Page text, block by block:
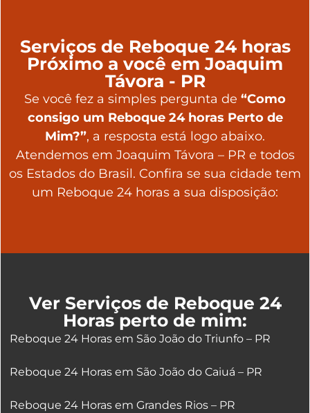
Serviços de Reboque 24 horas
Próximo a você em Joaquim
Távora - PR
Se você fez a simples pergunta de “Como
consigo um Reboque 24 horas Perto de
Mim?”, a resposta está logo abaixo.
Atendemos em Joaquim Távora – PR e todos
os Estados do Brasil. Confira se sua cidade tem
um Reboque 24 horas a sua disposição:
Ver Serviços de Reboque 24
Horas perto de mim:
Reboque 24 Horas em São João do Triunfo – PR
Reboque 24 Horas em São João do Caiuá – PR
Reboque 24 Horas em Grandes Rios – PR